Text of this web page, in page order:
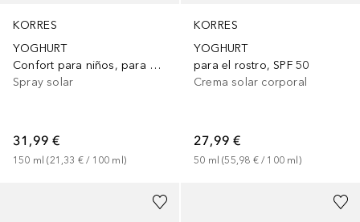
KORRES
YOGHURT
Confort para niños, para cara y cuerpo SPF50
Spray solar
31,99 €
150 ml (21,33 € / 100 ml )
KORRES
YOGHURT
para el rostro, SPF 50
Crema solar corporal
27,99 €
50 ml (55,98 € / 100 ml )